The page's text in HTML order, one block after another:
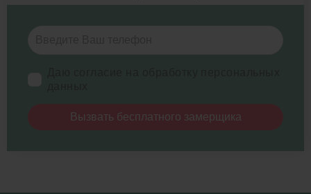
Вызвать бесплатного замерщика